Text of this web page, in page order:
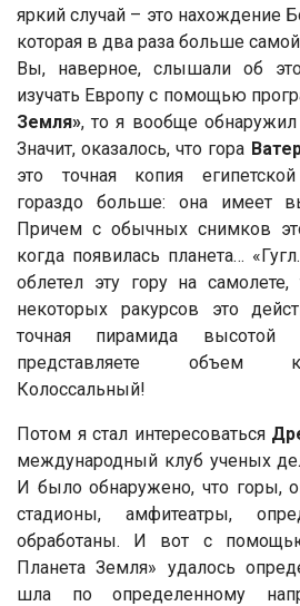
яркий случай – это нахождение
которая в два раза больше
Вы, наверное, слышали об
изучать Европу с помощью
Земля», то я вообще
Значит, оказалось, что гора
это точная копия
гораздо больше: она имеет
Причем с обычных снимков
когда появилась планета…
облетел эту гору на
некоторых ракурсов это
точная пирамида
представляете объем
Колоссальный!
Потом я стал интересоваться
международный клуб ученых
И было обнаружено, что горы,
стадионы, амфитеатры,
обработаны. И вот с
Планета Земля» удалось
шла по определенному